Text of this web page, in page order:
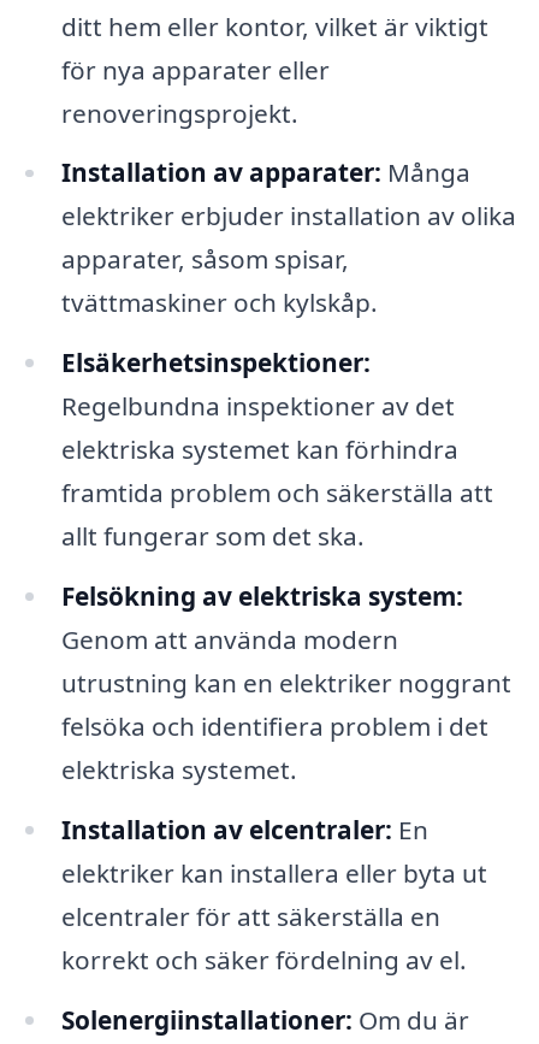
ditt hem eller kontor, vilket är viktigt
för nya apparater eller
renoveringsprojekt.
Installation av apparater: Många
elektriker erbjuder installation av olika
apparater, såsom spisar,
tvättmaskiner och kylskåp.
Elsäkerhetsinspektioner:
Regelbundna inspektioner av det
elektriska systemet kan förhindra
framtida problem och säkerställa att
allt fungerar som det ska.
Felsökning av elektriska system:
Genom att använda modern
utrustning kan en elektriker noggrant
felsöka och identifiera problem i det
elektriska systemet.
Installation av elcentraler: En
elektriker kan installera eller byta ut
elcentraler för att säkerställa en
korrekt och säker fördelning av el.
Solenergiinstallationer: Om du är